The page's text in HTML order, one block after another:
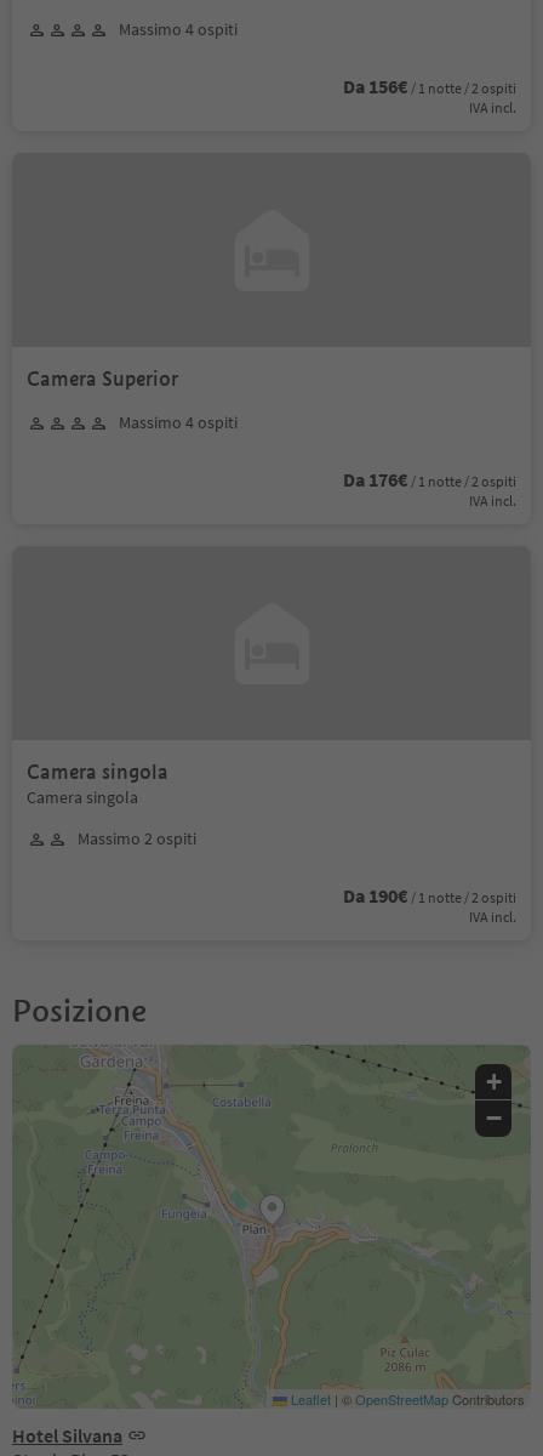
Massimo 4 ospiti
Da 156€ / 1 notte / 2 ospiti
IVA incl.
Camera Superior
Massimo 4 ospiti
Da 176€ / 1 notte / 2 ospiti
IVA incl.
Camera singola
Camera singola
Massimo 2 ospiti
Da 190€ / 1 notte / 2 ospiti
IVA incl.
Posizione
Hotel Silvana
+
−
Leaflet | ©OpenStreetMapContributors